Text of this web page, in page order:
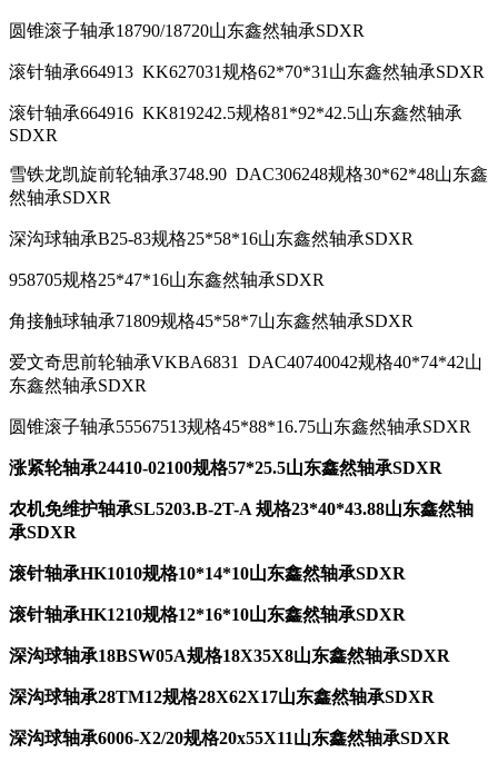
圆锥滚子轴承18790/18720山东鑫然轴承SDXR
滚针轴承664913 KK627031规格62*70*31山东鑫然轴承SDXR
滚针轴承664916 KK819242.5规格81*92*42.5山东鑫然轴承
SDXR
雪铁龙凯旋前轮轴承3748.90 DAC306248规格30*62*48山东鑫
然轴承SDXR
深沟球轴承B25-83规格25*58*16山东鑫然轴承SDXR
958705规格25*47*16山东鑫然轴承SDXR
角接触球轴承71809规格45*58*7山东鑫然轴承SDXR
爱文奇思前轮轴承VKBA6831 DAC40740042规格40*74*42山
东鑫然轴承SDXR
圆锥滚子轴承55567513规格45*88*16.75山东鑫然轴承SDXR
涨紧轮轴承24410-02100规格57*25.5山东鑫然轴承SDXR
农机免维护轴承SL5203.B-2T-A 规格23*40*43.88山东鑫然轴
承SDXR
滚针轴承HK1010规格10*14*10山东鑫然轴承SDXR
滚针轴承HK1210规格12*16*10山东鑫然轴承SDXR
深沟球轴承18BSW05A规格18X35X8山东鑫然轴承SDXR
深沟球轴承28TM12规格28X62X17山东鑫然轴承SDXR
深沟球轴承6006-X2/20规格20x55X11山东鑫然轴承SDXR